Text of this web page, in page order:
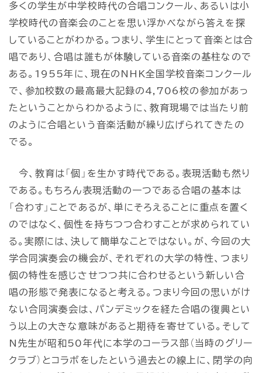
多くの学生が中学校時代の合唱コンクール、あるいは小
学校時代の音楽会のことを思い浮かべながら答えを探
していることがわかる。つまり、学生にとって音楽とは合
唱であり、合唱は誰もが体験している音楽の基柱なので
ある。1955年に、現在のNHK全国学校音楽コンクール
で、参加校数の最高最大記録の4,706校の参加があっ
たということからわかるように、教育現場では当たり前
のように合唱という音楽活動が繰り広げられてきたの
でる。
今、教育は「個」を生かす時代である。表現活動も然り
である。もちろん表現活動の一つである合唱の基本は
「合わす」ことであるが、単にそろえることに重点を置く
のではなく、個性を持ちつつ合わすことが求められてい
る。実際には、決して簡単なことではない。が、今回の大
学合同演奏会の機会が、それぞれの大学の特性、つまり
個の特性を感じさせつつ共に合わせるという新しい合
唱の形態で発表になると考える。つまり今回の思いがけ
ない合同演奏会は、パンデミックを経た合唱の復興とい
う以上の大きな意味があると期待を寄せている。そして
N先生が昭和50年代に本学のコーラス部（当時のグリー
クラブ）とコラボをしたという過去との線上に、閉学の向